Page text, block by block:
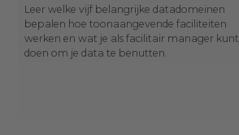
Leer welke vijf belangrijke datadomeinen
bepalen hoe toonaangevende faciliteiten
werken en wat je als facilitair manager kunt
doen om je data te benutten.